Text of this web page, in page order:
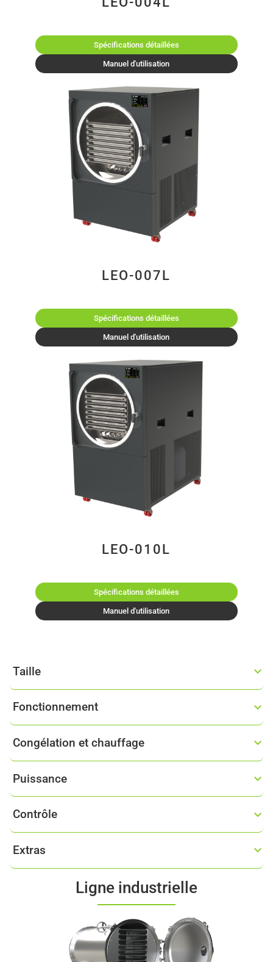
Spécifications détaillées
Manuel d'utilisation
LEO-007L
Spécifications détaillées
Manuel d'utilisation
LEO-010L
Spécifications détaillées
Manuel d'utilisation
Taille
Fonctionnement
Congélation et chauffage
Puissance
Contrôle
Extras
Ligne industrielle